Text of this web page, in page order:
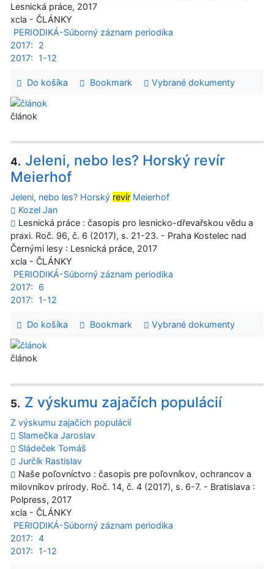
Lesnická práce, 2017
xcla - ČLÁNKY
PERIODIKÁ-Súborný záznam periodika
2017:
2
2017:
1-12
Do košíka Bookmark Vybrané dokumenty
článok
4. Jeleni, nebo les? Horský revír
Meierhof
Jeleni, nebo les? Horský revír Meierhof
Kozel Jan
Lesnická práce : časopis pro lesnicko-dřevařskou vědu a
praxi. Roč. 96, č. 6 (2017), s. 21-23. - Praha Kostelec nad
Černými lesy : Lesnická práce, 2017
xcla - ČLÁNKY
PERIODIKÁ-Súborný záznam periodika
2017:
6
2017:
1-12
Do košíka Bookmark Vybrané dokumenty
článok
5. Z výskumu zajačích populácií
Z výskumu zajačích populácií
Slamečka Jaroslav
Sládeček Tomáš
Jurčík Rastislav
Naše poľovníctvo : časopis pre poľovníkov, ochrancov a
milovníkov prírody. Roč. 14, č. 4 (2017), s. 6-7. - Bratislava :
Polpress, 2017
xcla - ČLÁNKY
PERIODIKÁ-Súborný záznam periodika
2017: 4
2017:
1-12